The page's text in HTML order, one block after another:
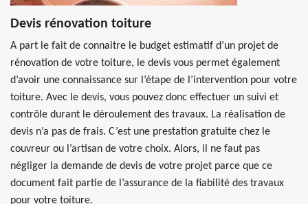
Devis rénovation toiture
A part le fait de connaitre le budget estimatif d’un projet de
rénovation de votre toiture, le devis vous permet également
d’avoir une connaissance sur l’étape de l’intervention pour votre
toiture. Avec le devis, vous pouvez donc effectuer un suivi et
contrôle durant le déroulement des travaux. La réalisation de
devis n’a pas de frais. C’est une prestation gratuite chez le
couvreur ou l’artisan de votre choix. Alors, il ne faut pas
négliger la demande de devis de votre projet parce que ce
document fait partie de l’assurance de la fiabilité des travaux
pour votre toiture.